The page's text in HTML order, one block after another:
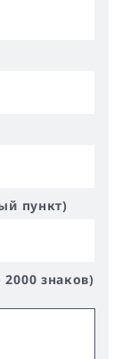
пункт)
знаков)